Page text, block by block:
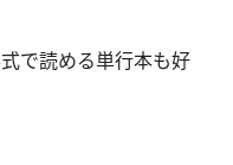
で読める単行本も好